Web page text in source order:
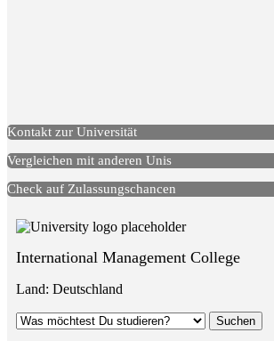
Kontakt zur Universität
Vergleichen mit anderen Unis
Check auf Zulassungschancen
International Management College
Land: Deutschland